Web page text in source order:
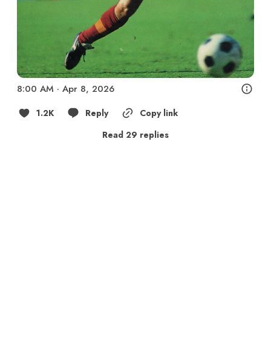
8:00 AM · Apr 8, 2026
1.2K Reply
Copy link
Read 29 replies